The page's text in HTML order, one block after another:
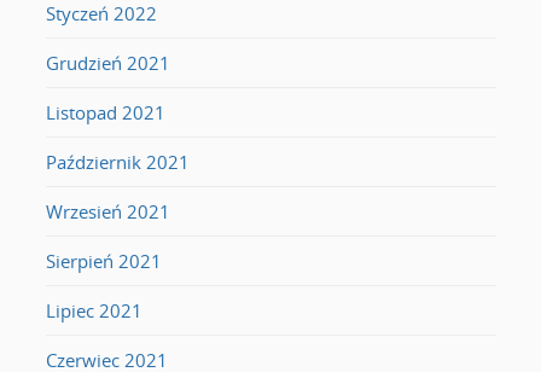
Styczeń 2022
Grudzień 2021
Listopad 2021
Październik 2021
Wrzesień 2021
Sierpień 2021
Lipiec 2021
Czerwiec 2021